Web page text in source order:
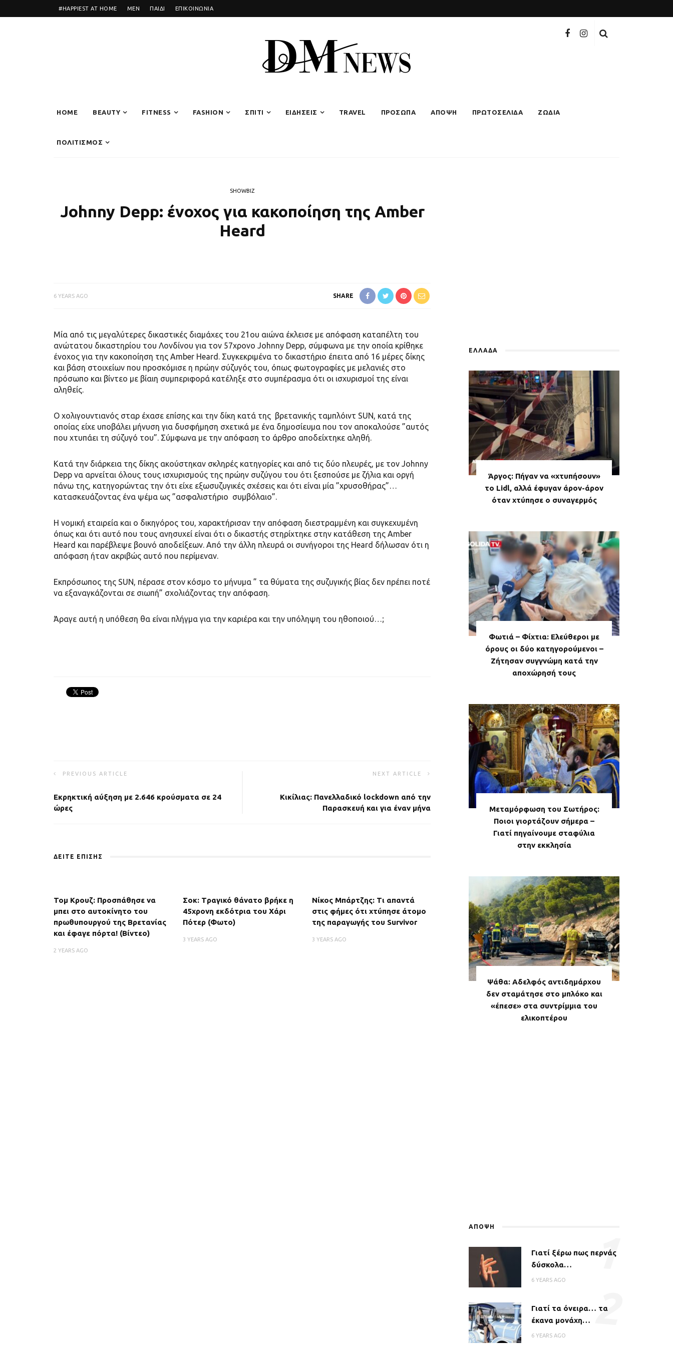
#HAPPIEST AT HOME MEN ΠΑΙΔΙ ΕΠΙΚΟΙΝΩΝΙΑ
HOME BEAUTY FITNESS FASHION ΣΠΙΤΙ ΕΙΔΗΣΕΙΣ TRAVEL ΠΡΟΣΩΠΑ ΑΠΟΨΗ ΠΡΩΤΟΣΕΛΙΔΑ ΖΩΔΙΑ
ΠΟΛΙΤΙΣΜΟΣ
SHOWBIZ
Johnny Depp: ένοχος για κακοποίηση της Amber
Heard
6 YEARS AGO SHARE
Μία από τις μεγαλύτερες δικαστικές διαμάχες του 21ου αιώνα έκλεισε με απόφαση καταπέλτη του
ανώτατου δικαστηρίου του Λονδίνου για τον 57χρονο Johnny Depp, σύμφωνα με την οποία κρίθηκε
ένοχος για την κακοποίηση της Amber Heard. Συγκεκριμένα το δικαστήριο έπειτα από 16 μέρες δίκης
και βάση στοιχείων που προσκόμισε η πρώην σύζυγός του, όπως φωτογραφίες με μελανιές στο
πρόσωπο και βίντεο με βίαιη συμπεριφορά κατέληξε στο συμπέρασμα ότι οι ισχυρισμοί της είναι
αληθείς.
Ο χολιγουντιανός σταρ έχασε επίσης και την δίκη κατά της βρετανικής ταμπλόιντ SUN, κατά της
οποίας είχε υποβάλει μήνυση για δυσφήμηση σχετικά με ένα δημοσίευμα που τον αποκαλούσε ”αυτός
που χτυπάει τη σύζυγό του”. Σύμφωνα με την απόφαση το άρθρο αποδείχτηκε αληθή.
Κατά την διάρκεια της δίκης ακούστηκαν σκληρές κατηγορίες και από τις δύο πλευρές, με τον Johnny
Depp να αρνείται όλους τους ισχυρισμούς της πρώην συζύγου του ότι ξεσπούσε με ζήλια και οργή
πάνω της, κατηγορώντας την ότι είχε εξωσυζυγικές σχέσεις και ότι είναι μία ”χρυσοθήρας”…
κατασκευάζοντας ένα ψέμα ως ”ασφαλιστήριο συμβόλαιο”.
Η νομική εταιρεία και ο δικηγόρος του, χαρακτήρισαν την απόφαση διεστραμμένη και συγκεχυμένη
όπως και ότι αυτό που τους ανησυχεί είναι ότι ο δικαστής στηρίχτηκε στην κατάθεση της Amber
Heard και παρέβλεψε βουνό αποδείξεων. Από την άλλη πλευρά οι συνήγοροι της Heard δήλωσαν ότι η
απόφαση ήταν ακριβώς αυτό που περίμεναν.
Εκπρόσωπος της SUN, πέρασε στον κόσμο το μήνυμα ” τα θύματα της συζυγικής βίας δεν πρέπει ποτέ
να εξαναγκάζονται σε σιωπή” σχολιάζοντας την απόφαση.
Άραγε αυτή η υπόθεση θα είναι πλήγμα για την καριέρα και την υπόληψη του ηθοποιού…;
PREVIOUS ARTICLE
Eκρηκτική αύξηση με 2.646 κρούσματα σε 24
ώρες
NEXT ARTICLE
Κικίλιας: Πανελλαδικό lockdown από την
Παρασκευή και για έναν μήνα
ΔΕΙΤΕ ΕΠΙΣΗΣ
Τομ Κρουζ: Προσπάθησε να
μπει στο αυτοκίνητο του
πρωθυπουργού της Βρετανίας
και έφαγε πόρτα! (Βίντεο)
2 YEARS AGO
Σοκ: Tραγικό θάνατο βρήκε η
45χρονη εκδότρια του Χάρι
Πότερ (Φωτο)
3 YEARS AGO
Νίκος Μπάρτζης: Τι απαντά
στις φήμες ότι χτύπησε άτομο
της παραγωγής του Survivor
3 YEARS AGO
ΕΛΛΑΔΑ
Άργος: Πήγαν να «χτυπήσουν»
το Lidl, αλλά έφυγαν άρον-άρον
όταν χτύπησε ο συναγερμός
Φωτιά – Φίχτια: Ελεύθεροι με
όρους οι δύο κατηγορούμενοι –
Ζήτησαν συγγνώμη κατά την
αποχώρησή τους
Μεταμόρφωση του Σωτήρος:
Ποιοι γιορτάζουν σήμερα –
Γιατί πηγαίνουμε σταφύλια
στην εκκλησία
Ψάθα: Αδελφός αντιδημάρχου
δεν σταμάτησε στο μπλόκο και
«έπεσε» στα συντρίμμια του
ελικοπτέρου
ΑΠΟΨΗ
Γιατί ξέρω πως περνάς
δύσκολα…
6 YEARS AGO
1
Γιατί τα όνειρα… τα
έκανα μονάχη…
6 YEARS AGO
2